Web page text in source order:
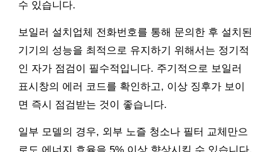
수 있습니다.
보일러 설치업체 전화번호를 통해 문의한 후 설치된
기기의 성능을 최적으로 유지하기 위해서는 정기적
인 자가 점검이 필수적입니다. 주기적으로 보일러
표시창의 에러 코드를 확인하고, 이상 징후가 보이
면 즉시 점검받는 것이 좋습니다.
일부 모델의 경우, 외부 노즐 청소나 필터 교체만으